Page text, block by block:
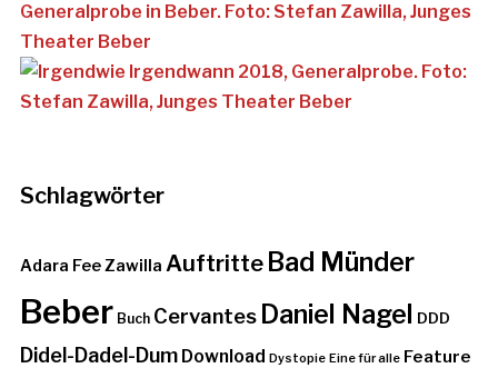
Schlagwörter
Adara Fee Zawilla Auftritte Bad Münder
Beber Buch Cervantes Daniel Nagel DDD
Didel-Dadel-Dum Download Dystopie Eine für alle Feature